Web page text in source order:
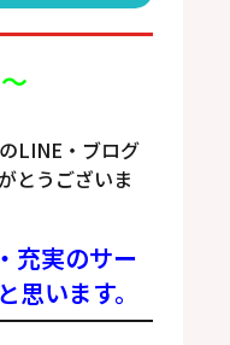
LINE・ブログ
とうございま
充実のサー
思います。